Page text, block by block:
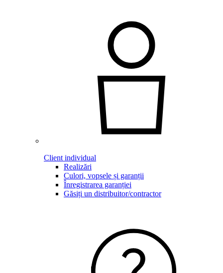
Client individual
Realizări
Culori, vopsele și garanții
Înregistrarea garanției
Găsiți un distribuitor/contractor